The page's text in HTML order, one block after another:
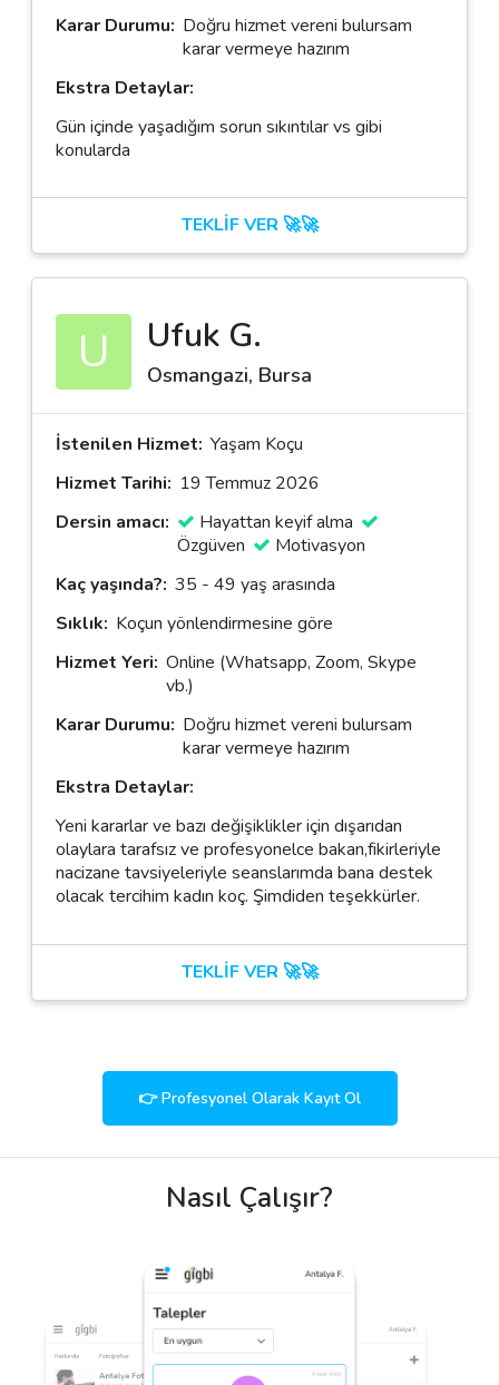
Karar Durumu: Doğru hizmet vereni bulursam
karar vermeye hazırım
Ekstra Detaylar:
Gün içinde yaşadığım sorun sıkıntılar vs gibi
konularda
TEKLİF VER 🚀🚀
U Ufuk G.
Osmangazi, Bursa
İstenilen Hizmet: Yaşam Koçu
Hizmet Tarihi: 19 Temmuz 2026
Dersin amacı:
Hayattan keyif alma
Özgüven
Motivasyon
Kaç yaşında?: 35 - 49 yaş arasında
Sıklık: Koçun yönlendirmesine göre
Hizmet Yeri: Online (Whatsapp, Zoom, Skype
vb.)
Karar Durumu: Doğru hizmet vereni bulursam
karar vermeye hazırım
Ekstra Detaylar:
Yeni kararlar ve bazı değişiklikler için dışarıdan
olaylara tarafsız ve profesyonelce bakan,fikirleriyle
nacizane tavsiyeleriyle seanslarımda bana destek
olacak tercihim kadın koç. Şimdiden teşekkürler.
TEKLİF VER 🚀🚀
👉 Profesyonel Olarak Kayıt Ol
Nasıl Çalışır?